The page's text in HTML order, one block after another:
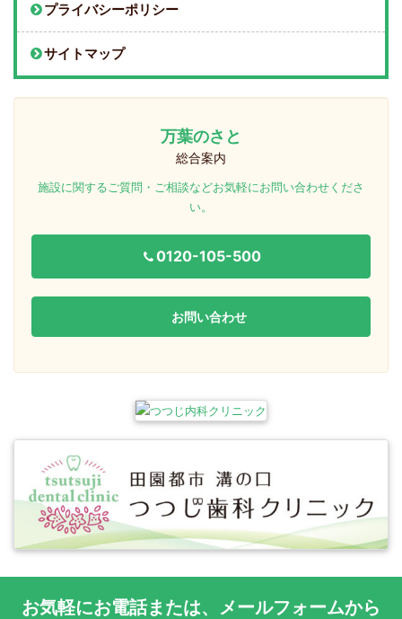
プライバシーポリシー
サイトマップ
万葉のさと
総合案内
施設に関するご質問・ご相談などお気軽にお問い合わせくださ
い。
0120-105-500
お問い合わせ
お気軽にお電話または、 メールフォームから